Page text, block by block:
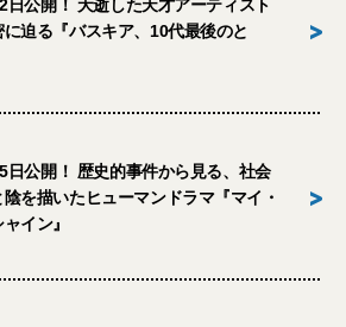
日公開！ 夭逝した天才アーティスト
に迫る『バスキア、10代最後のと
>
日公開！ 歴史的事件から見る、社会
を描いたヒューマンドラマ『マイ・
イン』
>